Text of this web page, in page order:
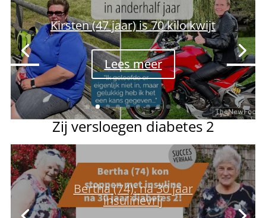
Kirsten (47 jaar) is 70 kilo kwijt
Lees meer
Zij versloegen diabetes 2
Bertha (74): na 30 jaar
insulinevrij